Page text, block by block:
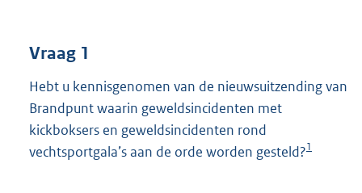
Vraag 1
Hebt u kennisgenomen van de nieuwsuitzending van
Brandpunt waarin geweldsincidenten met
kickboksers en geweldsincidenten rond
vechtsportgala’s aan de orde worden gesteld?1